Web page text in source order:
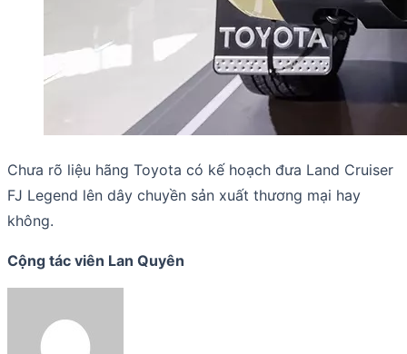
Chưa rõ liệu hãng Toyota có kế hoạch đưa Land Cruiser
FJ Legend lên dây chuyền sản xuất thương mại hay
không.
Cộng tác viên Lan Quyên